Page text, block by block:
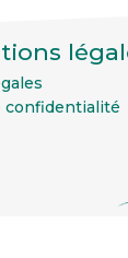
confidentialité